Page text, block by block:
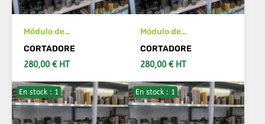
Módulo de
herramientas de
cuchillo 2 Acabado
CORTADORE
280,00 € HT
AÑADIR AL CARRITO
Módulo de
herramientas de
cuchillo 2 Acabado
CORTADORE
280,00 € HT
AÑADIR AL CARRITO
En stock : 1 En stock : 1